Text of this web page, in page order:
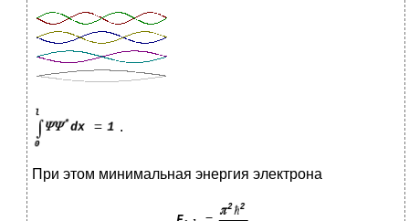
.
При этом минимальная энергия электрона